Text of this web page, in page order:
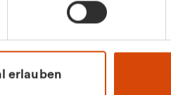
erlauben